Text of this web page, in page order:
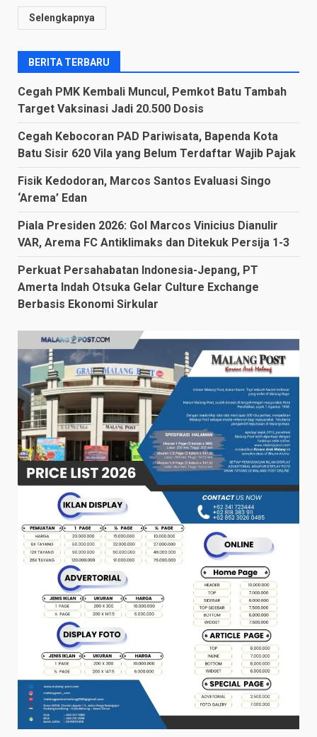
Selengkapnya
BERITA TERBARU
Cegah PMK Kembali Muncul, Pemkot Batu Tambah
Target Vaksinasi Jadi 20.500 Dosis
Cegah Kebocoran PAD Pariwisata, Bapenda Kota
Batu Sisir 620 Vila yang Belum Terdaftar Wajib Pajak
Fisik Kedodoran, Marcos Santos Evaluasi Singo
‘Arema’ Edan
Piala Presiden 2026: Gol Marcos Vinicius Dianulir
VAR, Arema FC Antiklimaks dan Ditekuk Persija 1-3
Perkuat Persahabatan Indonesia-Jepang, PT
Amerta Indah Otsuka Gelar Culture Exchange
Berbasis Ekonomi Sirkular